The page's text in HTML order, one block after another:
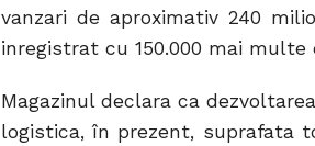
vanzari de aproximativ 240
inregistrat cu 150.000 mai multe
Magazinul declara ca
logistica, în prezent, suprafata